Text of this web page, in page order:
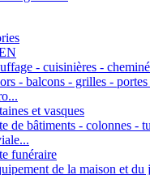
- cuisinières -
- balcons - grilles -
et vasques
de bâtiments - colonnes -
funéraire
de la maison et du